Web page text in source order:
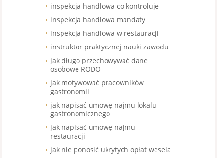
inspekcja handlowa co kontroluje
inspekcja handlowa mandaty
inspekcja handlowa w restauracji
instruktor praktycznej nauki zawodu
jak długo przechowywać dane
osobowe RODO
jak motywować pracowników
gastronomii
jak napisać umowę najmu lokalu
gastronomicznego
jak napisać umowę najmu
restauracji
jak nie ponosić ukrytych opłat wesela